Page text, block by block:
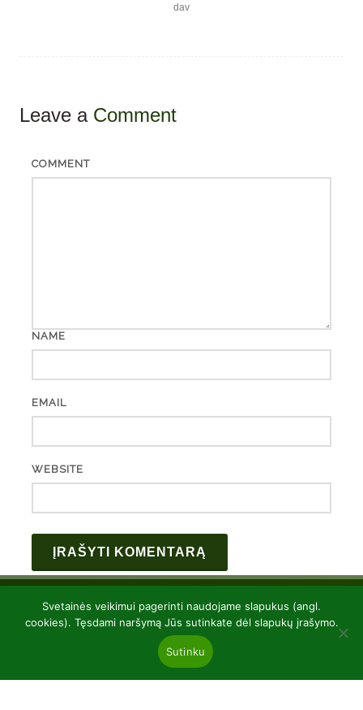
dav
Leave a Comment
COMMENT
NAME
EMAIL
WEBSITE
Svetainės veikimui pagerinti naudojame slapukus (angl.
cookies). Tęsdami naršymą Jūs sutinkate dėl slapukų įrašymo.
Sutinku